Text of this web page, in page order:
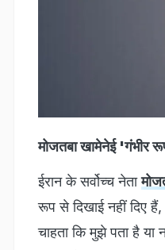
मोजतबा खामेनेई 'गंभीर
ईरान के सर्वोच्च नेता
रूप से दिखाई नहीं दिए
चाहता कि मुझे पता है